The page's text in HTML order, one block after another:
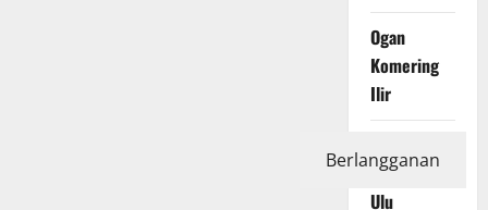
Ogan
Komering
Ilir
Komering
Ulu
Berlangganan